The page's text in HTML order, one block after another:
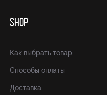
SHOP
Как выбрать товар
Способы оплаты
Доставка